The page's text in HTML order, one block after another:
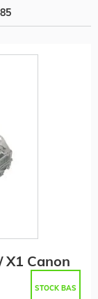
Canon
STOCK BAS